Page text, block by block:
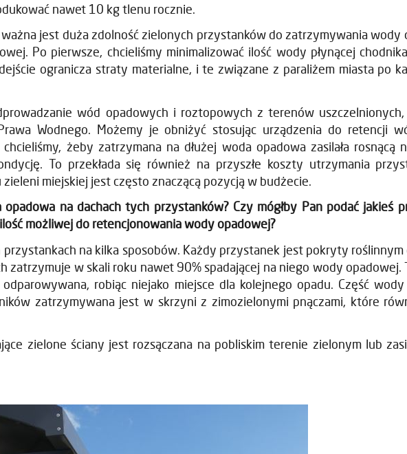
nawet 10 kg tlenu rocznie.
jest duża zdolność zielonych przystanków do zatrzymywania wody
Po pierwsze, chcieliśmy minimalizować ilość wody płynącej
ogranicza straty materialne, i te związane z paraliżem miasta po
wód opadowych i roztopowych z terenów
Wodnego. Możemy je obniżyć stosując urządzenia do retencji
żeby zatrzymana na dłużej woda opadowa zasilała rosnącą
To przekłada się również na przyszłe koszty utrzymania
miejskiej jest często znaczącą pozycją w budżecie.
na dachach tych przystanków? Czy mógłby Pan podać jakieś
możliwej do retencjonowania wody opadowej?
na kilka sposobów. Każdy przystanek jest pokryty
zatrzymuje w skali roku nawet 90% spadającej na niego wody opadowej.
robiąc niejako miejsce dla kolejnego opadu. Część wody
zatrzymywana jest w skrzyni z zimozielonymi pnączami, które
zielone ściany jest rozsączana na pobliskim terenie zielonym lub